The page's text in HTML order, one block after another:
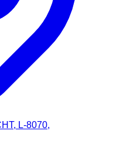
L-8070,